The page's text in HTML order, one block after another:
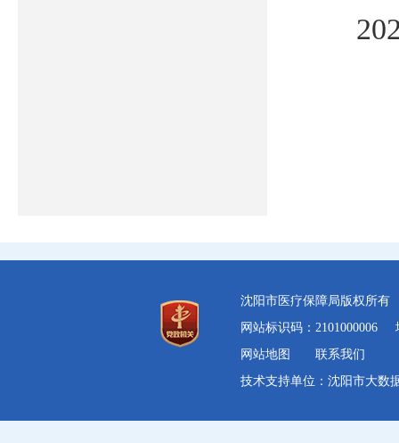
沈阳市医疗保障局版权所
网站标识码：2101000006
网站地图
联系我们
技术支持单位：沈阳市大数